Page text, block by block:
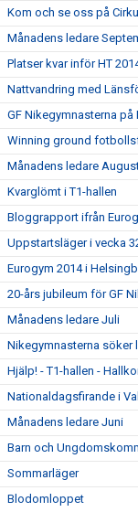
Kom och se oss på
Månadens ledare
Platser kvar inför HT
Nattvandring med
GF Nikegymnasterna
Winning ground
Månadens ledare
Kvarglömt i T1-hallen
Bloggrapport ifrån
Uppstartsläger i vecka
Eurogym 2014 i
20-års jubileum för GF
Månadens ledare Juli
Nikegymnasterna söker
Hjälp! - T1-hallen -
Nationaldagsfirande i
Månadens ledare Juni
Barn och
Sommarläger
Blodomloppet